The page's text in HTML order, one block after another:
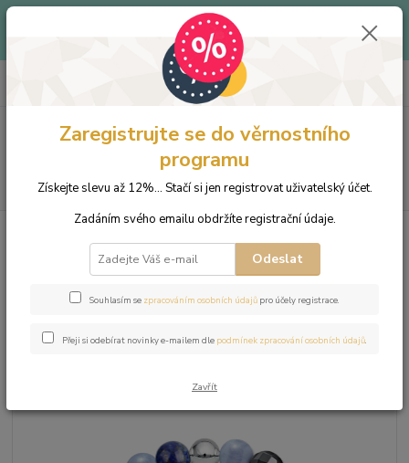
Až -40% - Objevte produkty v letním outletu za skvělé ceny!
Platí do vyprodání zásob.
Menu
CZK
Hledat
Swarovski - modrý křemen, lapis lazuli a hematit
Náramek z přírodních kamenů a
perly Swarovski - modrý křemen,
lapis lazuli a hematit
Zaregistrujte se do věrnostního
programu
Získejte slevu až 12%... Stačí si jen registrovat uživatelský účet.
Zadáním svého emailu obdržíte registrační údaje.
Odeslat
Souhlasím se zpracováním osobních údajů pro účely registrace.
Přeji si odebírat novinky e-mailem dle podmínek zpracování osobních údajů
Zavřít